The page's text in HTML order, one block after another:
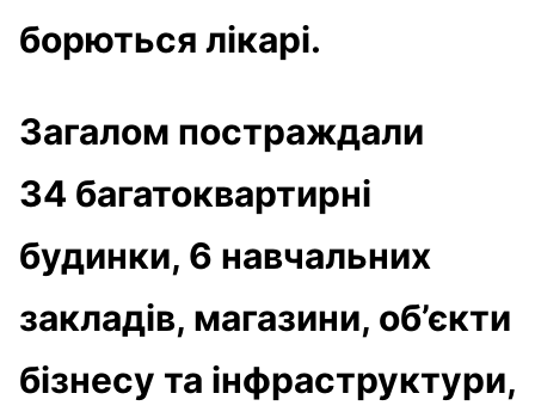
борються лікарі.
Загалом постраждали
34 багатоквартирні
будинки, 6 навчальних
закладів, магазини, об’єкти
бізнесу та інфраструктури,